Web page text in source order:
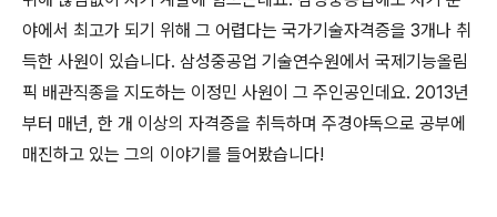
야에서 최고가 되기 위해 그 어렵다는 국가기술자격증을 3개나 취
득한 사원이 있습니다. 삼성중공업 기술연수원에서 국제기능올림
픽 배관직종을 지도하는 이정민 사원이 그 주인공인데요. 2013년
부터 매년, 한 개 이상의 자격증을 취득하며 주경야독으로 공부에
매진하고 있는 그의 이야기를 들어봤습니다!